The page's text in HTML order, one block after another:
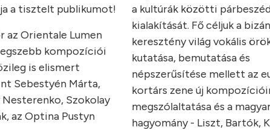
a kultúrák közötti
kialakítását. Fő céljuk a
keresztény világ vokális
kutatása, bemutatása és
népszerűsítése mellett az
kortárs zene új
megszólaltatása és a
hagyomány - Liszt, Bartók,
a tisztelt publikumot!
az Orientale Lumen
kompozíciói
is elismert
Sebestyén Márta,
Nesterenko, Szokolay
az Optina Pustyn